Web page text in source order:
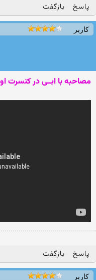
پاسخ بازگفت
کاربر
مصاحبه با ابــی در کنسرت
پاسخ بازگفت
کاربر